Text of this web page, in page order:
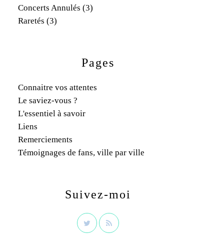
Concerts Annulés (3)
Raretés (3)
Pages
Connaitre vos attentes
Le saviez-vous ?
L'essentiel à savoir
Liens
Remerciements
Témoignages de fans, ville par ville
Suivez-moi